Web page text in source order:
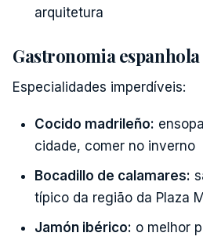
arquitetura
Gastronomia
Especialidades imperdíveis:
Cocido madrileño:
cidade, comer no inverno
Bocadillo de calamares:
típico da região da Plaza
Jamón ibérico: o melhor